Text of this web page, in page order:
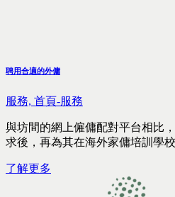
聘用合適的外傭
服務, 首頁-服務
與坊間的網上僱傭配對平台相比
求後，再為其在海外家傭培訓學
了解更多